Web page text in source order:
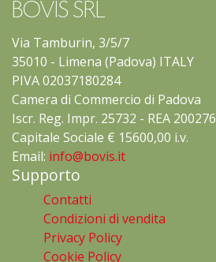
BOVIS SRL
Via Tamburin, 3/5/7
35010 - Limena (Padova) ITALY
PIVA 02037180284
Camera di Commercio di Padova
Iscr. Reg. Impr. 25732 - REA 200276
Capitale Sociale € 15600,00 i.v.
Email: info@bovis.it
Supporto
Contatti
Condizioni di vendita
Privacy Policy
Cookie Policy